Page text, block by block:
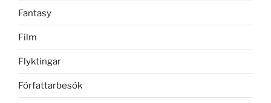
Fantasy
Film
Flyktingar
Författarbesök